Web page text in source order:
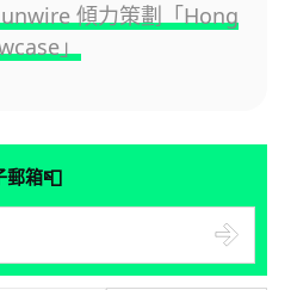
傾力策劃「Hong
」
郵箱📮